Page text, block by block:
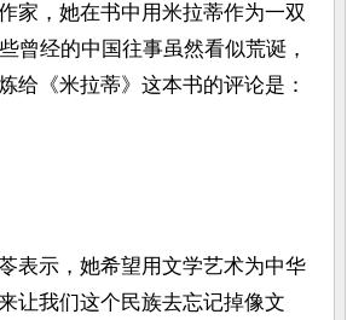
家，她在书中用米拉蒂作为一双
曾经的中国往事虽然看似荒诞，
给《米拉蒂》这本书的评论是：
表示，她希望用文学艺术为中华
让我们这个民族去忘记掉像文